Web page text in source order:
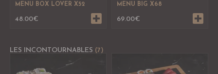
MENU BOX LOVER X52
48.00€
MENU BIG X68
69.00€
LES INCONTOURNABLES (7)